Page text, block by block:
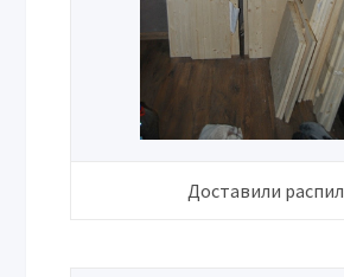
Доставили распил